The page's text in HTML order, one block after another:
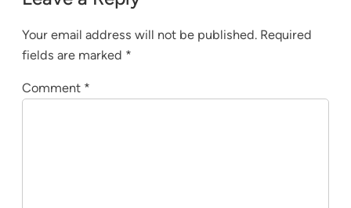
Your email address will not be published. Required
fields are marked *
Comment *